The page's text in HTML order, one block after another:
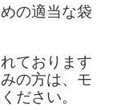
の適当な袋
ております
の方は、モ
ださい。